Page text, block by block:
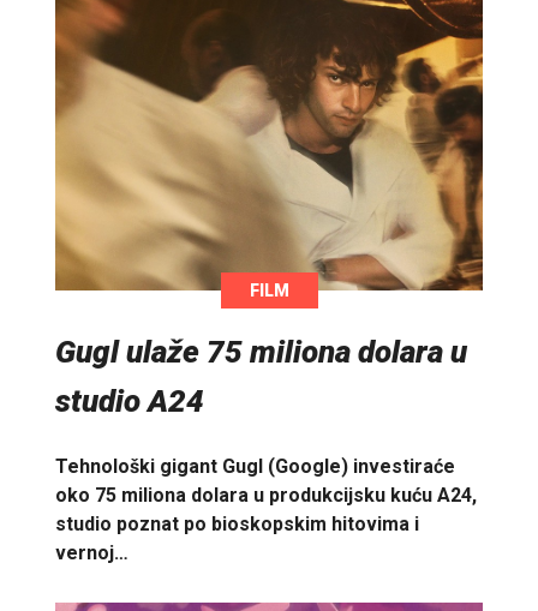
FILM
Gugl ulaže 75 miliona dolara u
studio A24
Tehnološki gigant Gugl (Google) investiraće
oko 75 miliona dolara u produkcijsku kuću A24,
studio poznat po bioskopskim hitovima i
vernoj…